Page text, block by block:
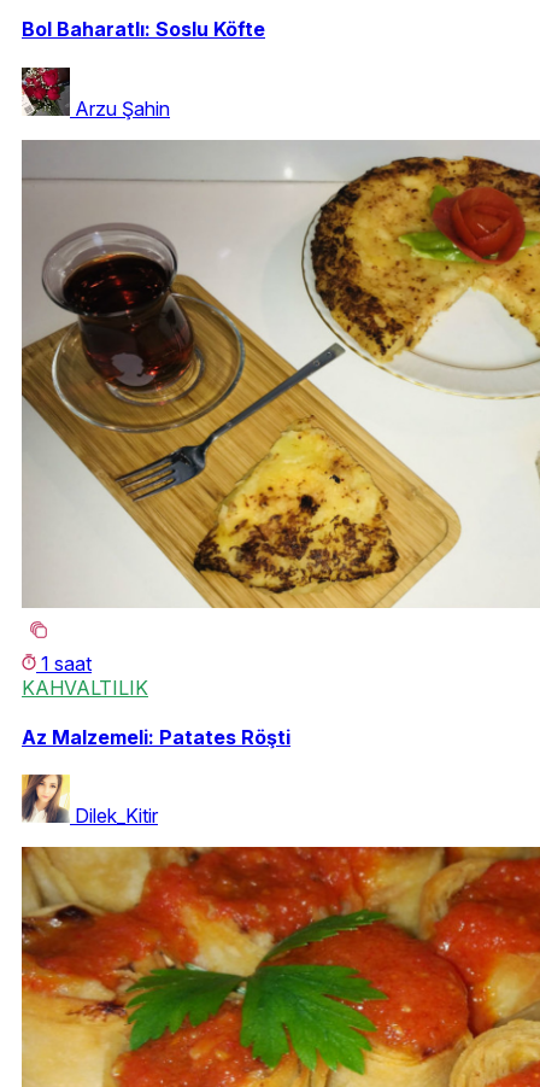
Bol Baharatlı: Soslu Köfte
Arzu Şahin
1 saat
KAHVALTILIK
Az Malzemeli: Patates Röşti
Dilek_Kitir